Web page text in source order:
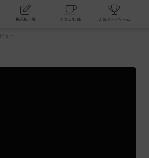
コミュニティ 掲示板一覧 カフェ/店舗
ュー